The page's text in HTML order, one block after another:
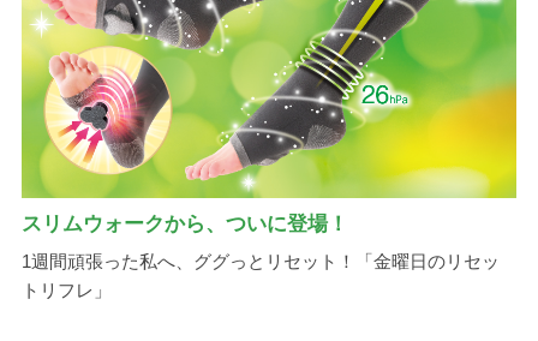
スリムウォークから、ついに登場！
1週間頑張った私へ、ググっとリセット！「金曜日のリセッ
トリフレ」